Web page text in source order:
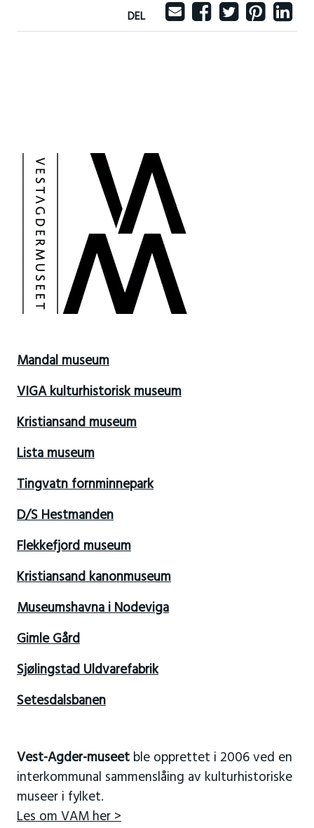
DEL
Mandal museum
VIGA kulturhistorisk museum
Kristiansand museum
Lista museum
Tingvatn fornminnepark
D/S Hestmanden
Flekkefjord museum
Kristiansand kanonmuseum
Museumshavna i Nodeviga
Gimle Gård
Sjølingstad Uldvarefabrik
Setesdalsbanen
Vest-Agder-museetble opprettet i 2006 ved en
interkommunal sammenslåing av kulturhistoriske
museer i fylket.
Les om VAM her >